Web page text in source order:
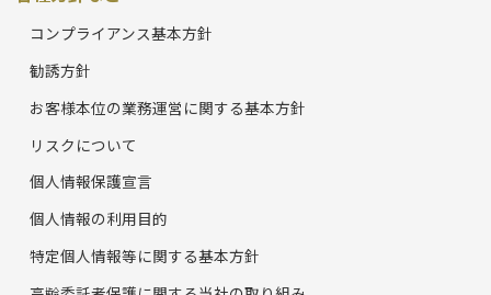
コンプライアンス基本方針
勧誘方針
お客様本位の業務運営に関する基本方針
リスクについて
個人情報保護宣言
個人情報の利用目的
特定個人情報等に関する基本方針